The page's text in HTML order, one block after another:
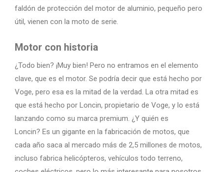
faldón de protección del motor de aluminio, pequeño pero
útil, vienen con la moto de serie.
Motor con historia
¿Todo bien? ¡Muy bien! Pero no entramos en el elemento
clave, que es el motor. Se podría decir que está hecho por
Voge, pero esa es la mitad de la verdad. La otra mitad es
que está hecho por Loncin, propietario de Voge, y lo está
lanzando como su marca premium. ¿Y quién es
Loncin? Es un gigante en la fabricación de motos, que
cada año saca al mercado más de 2,5 millones de motos,
incluso fabrica helicópteros, vehículos todo terreno,